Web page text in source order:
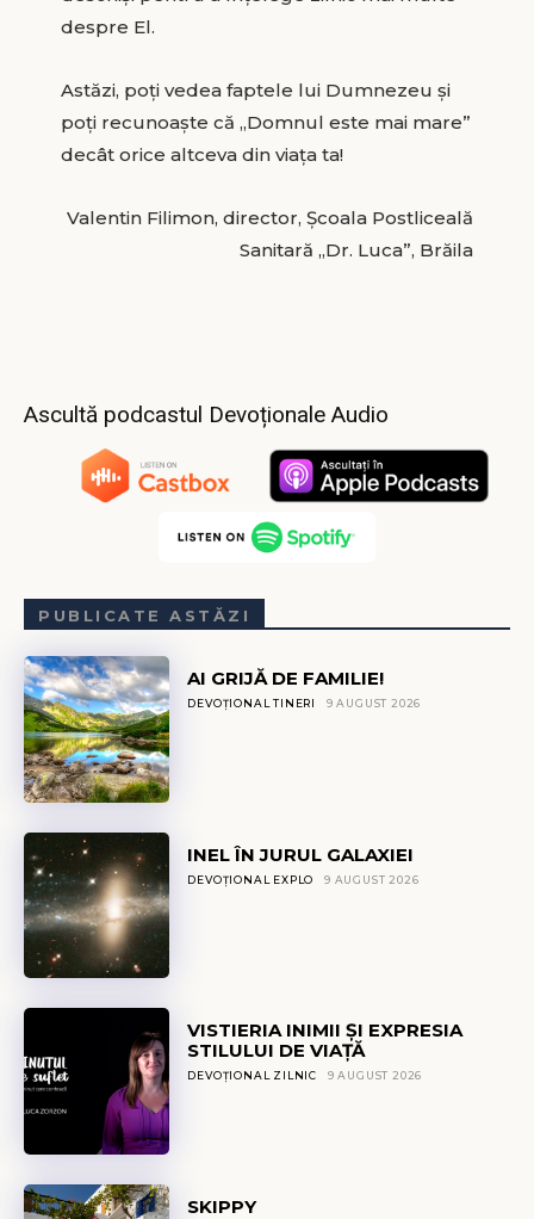
despre El.
Astăzi, poți vedea faptele lui Dumnezeu și
poți recunoaște că „Domnul este mai mare”
decât orice altceva din viața ta!
Valentin Filimon, director, Școala Postliceală
Sanitară „Dr. Luca”, Brăila
Ascultă podcastul Devoționale Audio
PUBLICATE ASTĂZI
AI GRIJĂ DE FAMILIE!
DEVOȚIONAL TINERI 9 AUGUST 2026
INEL ÎN JURUL GALAXIEI
DEVOȚIONAL EXPLO 9 AUGUST 2026
VISTIERIA INIMII ȘI EXPRESIA
STILULUI DE VIAȚĂ
DEVOȚIONAL ZILNIC 9 AUGUST 2026
SKIPPY